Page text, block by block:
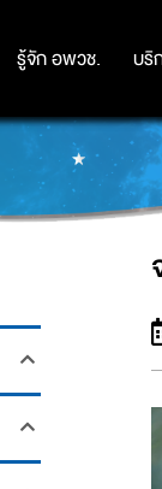
รู้จัก อพวช. บริ
รู้จัก อพวช. บริ